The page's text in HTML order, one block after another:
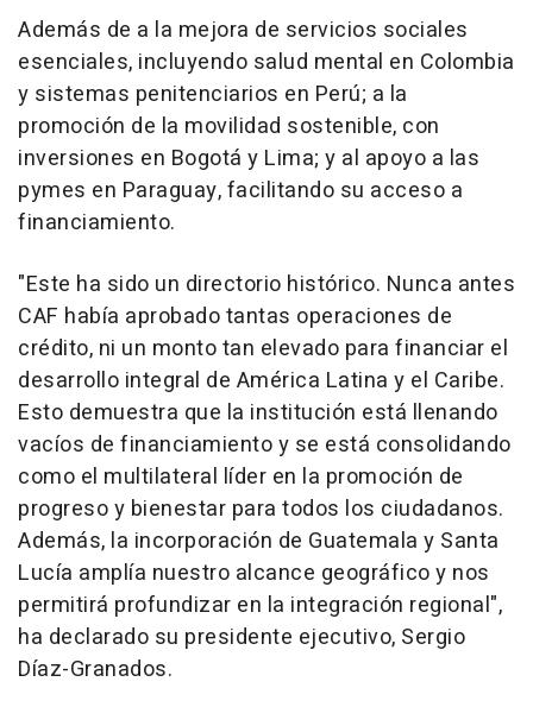
Además de a la mejora de servicios sociales
esenciales, incluyendo salud mental en Colombia
y sistemas penitenciarios en Perú; a la
promoción de la movilidad sostenible, con
inversiones en Bogotá y Lima; y al apoyo a las
pymes en Paraguay, facilitando su acceso a
financiamiento.
"Este ha sido un directorio histórico. Nunca antes
CAF había aprobado tantas operaciones de
crédito, ni un monto tan elevado para financiar el
desarrollo integral de América Latina y el Caribe.
Esto demuestra que la institución está llenando
vacíos de financiamiento y se está consolidando
como el multilateral líder en la promoción de
progreso y bienestar para todos los ciudadanos.
Además, la incorporación de Guatemala y Santa
Lucía amplía nuestro alcance geográfico y nos
permitirá profundizar en la integración regional",
ha declarado su presidente ejecutivo, Sergio
Díaz-Granados.